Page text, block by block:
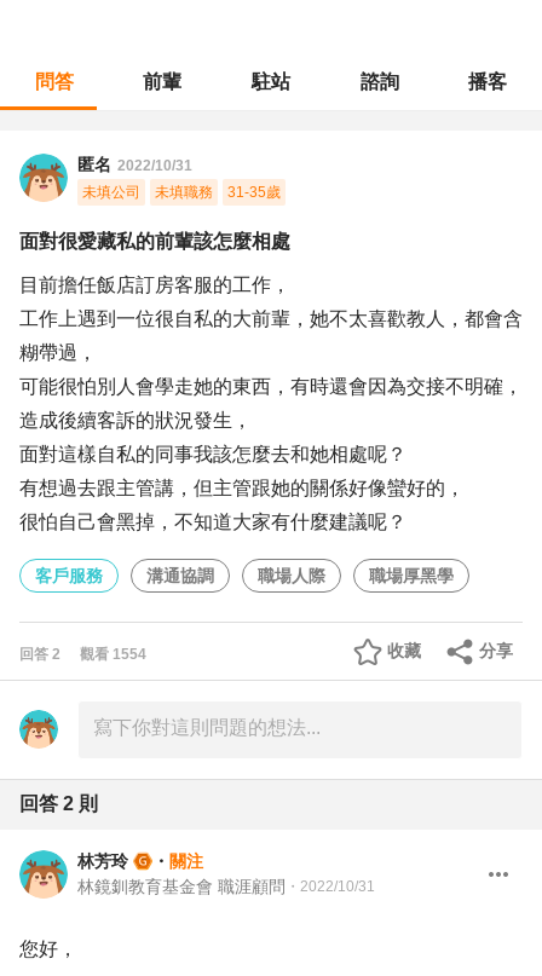
問答 前輩 駐站 諮詢 播客
匿名 2022/10/31
未填公司
未填職務 31-35歲
面對很愛藏私的前輩該怎麼相處
目前擔任飯店訂房客服的工作，
工作上遇到一位很自私的大前輩，她不太喜歡教人，都會含
糊帶過，
可能很怕別人會學走她的東西，有時還會因為交接不明確，
造成後續客訴的狀況發生，
面對這樣自私的同事我該怎麼去和她相處呢？
有想過去跟主管講，但主管跟她的關係好像蠻好的，
很怕自己會黑掉，不知道大家有什麼建議呢？
客戶服務 溝通協調 職場人際 職場厚黑學
回答 2 觀看 1554 分享
收藏
回答 2 則
林芳玲 ・ 關注
林鏡釧教育基金會 職涯顧問 ・ 2022/10/31
您好，